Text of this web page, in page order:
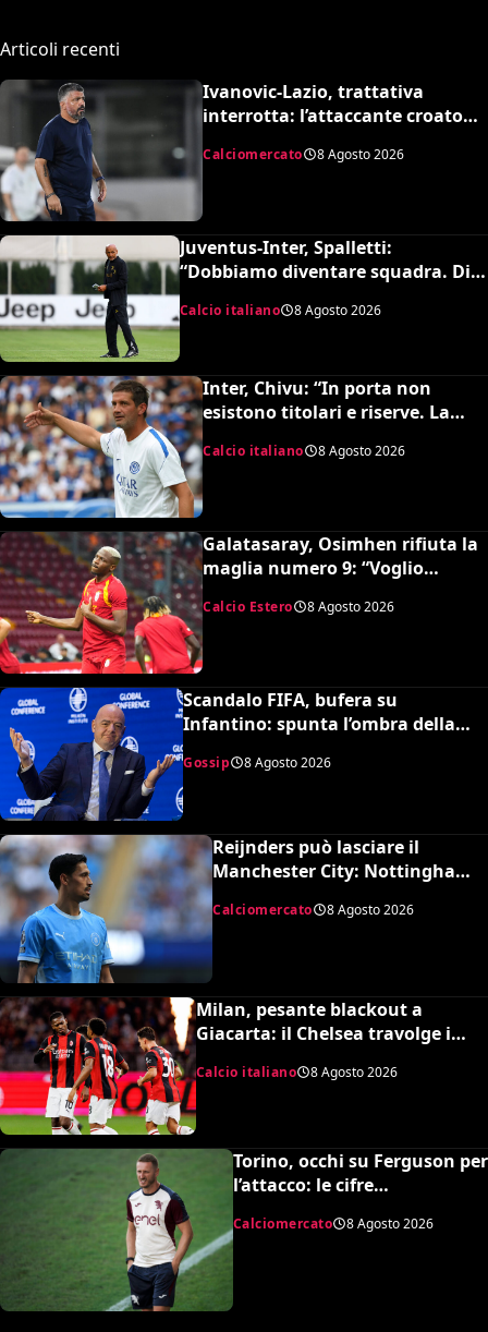
Articoli recenti
Ivanovic-Lazio, trattativa
interrotta: l’attaccante croato
Calciomercato 8 Agosto 2026
Juventus-Inter, Spalletti:
“Dobbiamo diventare squadra. Di
Gregorio? Cose che possono
capitare”
Calcio italiano 8 Agosto 2026
Inter, Chivu: “In porta non
esistono titolari e riserve. La
Calcio italiano 8 Agosto 2026
Galatasaray, Osimhen rifiuta la
maglia numero 9: “Voglio
Calcio Estero 8 Agosto 2026
Scandalo FIFA, bufera su
Infantino: spunta l’ombra della
UEFA
Gossip 8 Agosto 2026
Reijnders può lasciare il
Manchester City: Nottingham
Calciomercato 8 Agosto 2026
Milan, pesante blackout a
Giacarta: il Chelsea travolge i
rossoneri 3-0 in amichevole
Calcio italiano 8 Agosto 2026
Torino, occhi su Ferguson per
l’attacco: le cifre
Calciomercato 8 Agosto 2026